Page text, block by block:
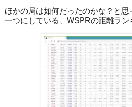
ほかの局は如何だったのかな？と
一つにしている、WSPRの距離ラン